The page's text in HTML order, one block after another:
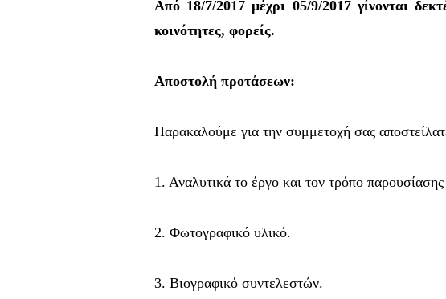
Από 18/7/2017 μέχρι 05/9/2017 γίνονται
κοινότητες, φορείς.
Αποστολή προτάσεων:
Παρακαλούμε για την συμμετοχή σας
1. Αναλυτικά το έργο και τον τρόπο
2. Φωτογραφικό υλικό.
3. Βιογραφικό συντελεστών.